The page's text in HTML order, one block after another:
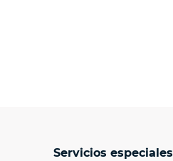
Servicios especiales